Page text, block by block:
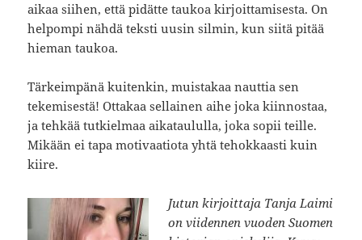
aikaa siihen, että pidätte taukoa kirjoittamisesta. On
helpompi nähdä teksti uusin silmin, kun siitä pitää
hieman taukoa.
Tärkeimpänä kuitenkin, muistakaa nauttia sen
tekemisestä! Ottakaa sellainen aihe joka kiinnostaa,
ja tehkää tutkielmaa aikataululla, joka sopii teille.
Mikään ei tapa motivaatiota yhtä tehokkaasti kuin
kiire.
Jutun kirjoittaja Tanja Laimi
on viidennen vuoden Suomen